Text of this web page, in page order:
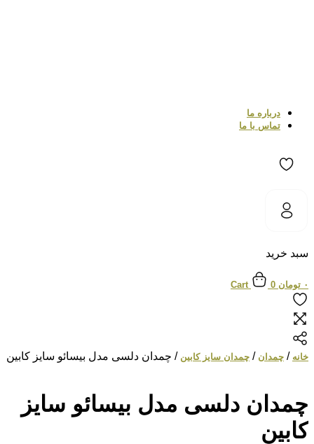
درباره ما
تماس با ما
سبد خرید
تومان 0
Cart
خانه/چمدان/چمدان سایز کابین/ چمدان دلسی مدل بیسائو سایز کابین
چمدان دلسی مدل بیسائو سایز
کابین